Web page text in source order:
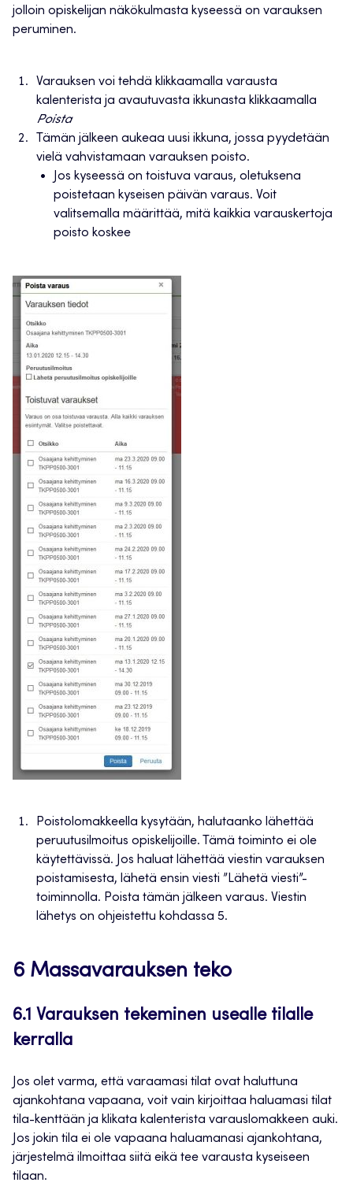
jolloin opiskelijan näkökulmasta kyseessä on varauksen
peruminen.
Varauksen voi tehdä klikkaamalla varausta
kalenterista ja avautuvasta ikkunasta klikkaamalla
Poista
Tämän jälkeen aukeaa uusi ikkuna, jossa pyydetään
vielä vahvistamaan varauksen poisto.
Jos kyseessä on toistuva varaus, oletuksena
poistetaan kyseisen päivän varaus. Voit
valitsemalla määrittää, mitä kaikkia varauskertoja
poisto koskee
Poistolomakkeella kysytään, halutaanko lähettää
peruutusilmoitus opiskelijoille. Tämä toiminto ei ole
käytettävissä. Jos haluat lähettää viestin varauksen
poistamisesta, lähetä ensin viesti ”Lähetä viesti”-
toiminnolla. Poista tämän jälkeen varaus. Viestin
lähetys on ohjeistettu kohdassa 5.
6 Massavarauksen teko
6.1 Varauksen tekeminen usealle tilalle
kerralla
Jos olet varma, että varaamasi tilat ovat haluttuna
ajankohtana vapaana, voit vain kirjoittaa haluamasi tilat
tila-kenttään ja klikata kalenterista varauslomakkeen auki.
Jos jokin tila ei ole vapaana haluamanasi ajankohtana,
järjestelmä ilmoittaa siitä eikä tee varausta kyseiseen
tilaan.